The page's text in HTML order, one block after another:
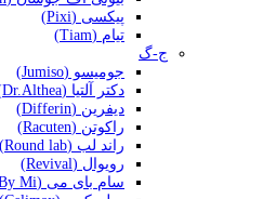
پیکسی (Pixi)
تیام (Tiam)
ج-گ
جومیسو (Jumiso)
دکتر آلتیا (Dr.Althea)
دیفرین (Differin)
راکوتن (Racuten)
راند لب (Round lab)
رویوال (Revival)
سام بای می (Some By Mi)